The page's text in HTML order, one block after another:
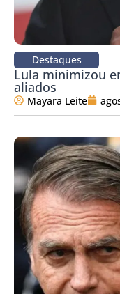
Destaques
Lula minimizou
aliados
Mayara Leite